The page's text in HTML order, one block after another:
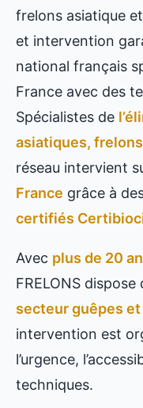
frelons asiatique
et intervention
national français
France avec des
Spécialistes de
asiatiques,
réseau intervient
France grâce à
certifiés
Avec plus de 20
FRELONS dispose
secteur guêpes
intervention est
l’urgence,
techniques.